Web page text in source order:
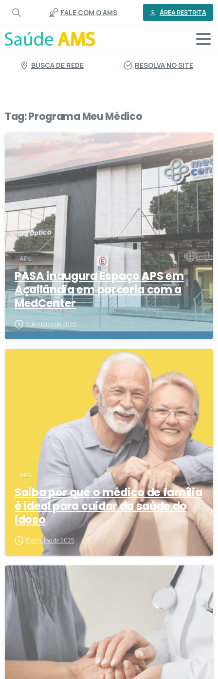
conteúdo
FALE COM O AMS ÁREA RESTRITA
BUSCA DE REDE RESOLVA NO SITE
Tag:Programa Meu Médico
2
APS
PASA inaugura Espaço APS em
Açailândia em parceria com a
MedCenter
3 de março de 2026
APS
Saiba por que o médico de família
é ideal para cuidar da saúde do
idoso
17 de julho de 2025